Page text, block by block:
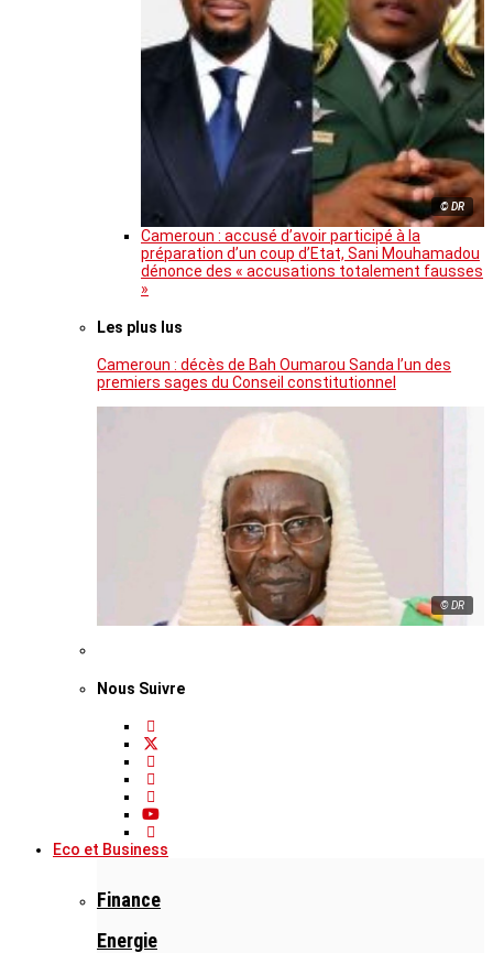
© DR
Cameroun : accusé d’avoir participé à la
préparation d’un coup d’Etat, Sani Mouhamadou
dénonce des « accusations totalement fausses
»
Les plus lus
Cameroun : décès de Bah Oumarou Sanda l’un des
premiers sages du Conseil constitutionnel
© DR
Nous Suivre
Eco et Business
Finance
Energie